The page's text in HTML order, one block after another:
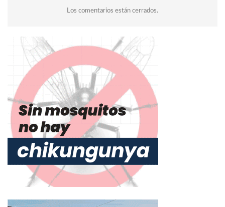
Los comentarios están cerrados.